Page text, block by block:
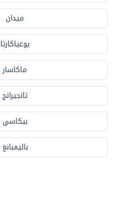
ميدان
يوغياكارتا
ماكاسار
تانجيرانج
بيكاسي
باليمبانغ